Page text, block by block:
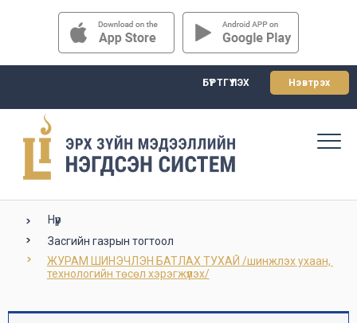
БҮРТГҮҮЛЭХ Нэвтрэх
Нүүр
Засгийн газрын тогтоол
ЖУРАМ ШИНЭЧЛЭН БАТЛАХ ТУХАЙ /шинжлэх ухаан,
технологийн төсөл хэрэгжүүлэх/